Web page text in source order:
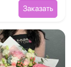
Заказать